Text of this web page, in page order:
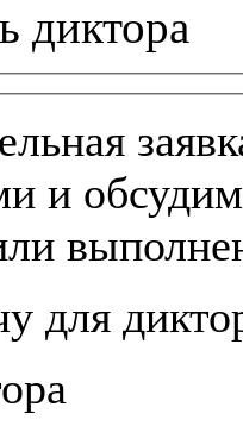
диктора
и
для